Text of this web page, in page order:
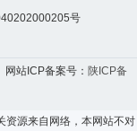
号
站ICP备案号： 陕ICP备
资源来自网络，本网站不对